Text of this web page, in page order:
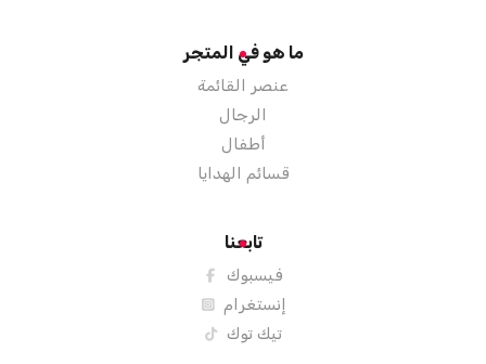
ما هو في المتجر
عنصر القائمة
الرجال
أطفال
قسائم الهدايا
تابعنا
فيسبوك
إنستغرام
تيك توك